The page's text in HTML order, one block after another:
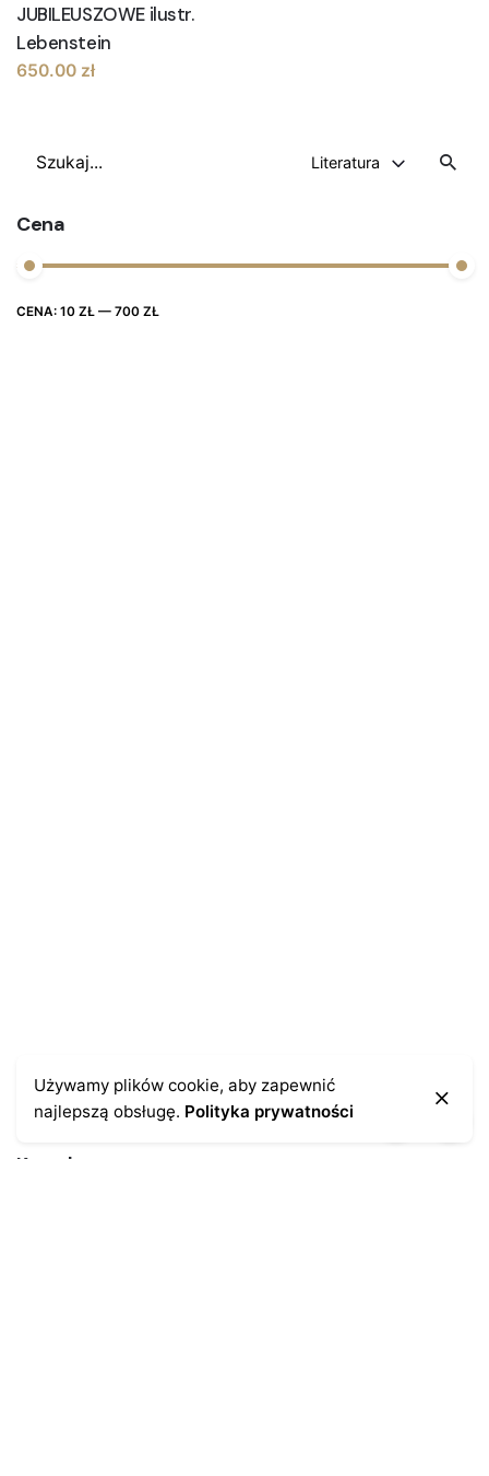
Szukaj
Literatura
Cena
Cena
Cena
CENA: 10 ZŁ — 700 ZŁ
JUBILEUSZOWE ilustr.
Lebenstein
650.00 zł
Kontakt
Używamy plików cookie, aby zapewnić
najlepszą obsługę. Polityka prywatności